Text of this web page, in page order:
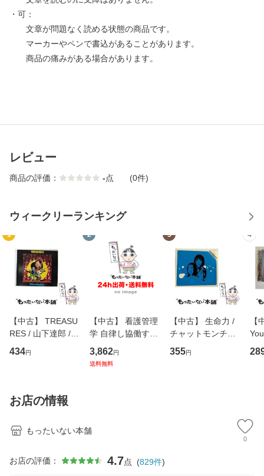
・可：
文章が問題なく読める状態の商品です。
マーカーやペンで書込があることがあります。
商品の痛みがある場合があります。
レビュー
商品の評価： -点 (0件)
ウィークリーランキング
1
【中古】 TREASU
RES / 山下達郎 /
イーストウエス
ト・ジャパン [CD]
434円
2
【中古】 看護管理
学 自律し協働する
専門職の看護マネ
ジメントスキル 改
3,862円
送料無料
3
【中古】 生命力 /
チャットモンチー /
キューンレコード
[CD]【メール便送
355円
4
【
のが
お店の情報
もったいない本舗
0
お店の評価： 4.7点 (829件)